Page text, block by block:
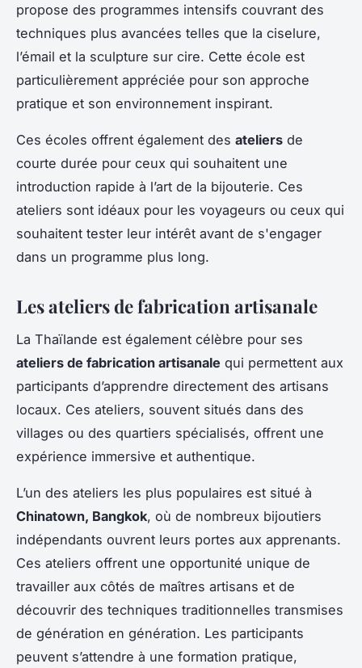
propose des programmes intensifs couvrant des
techniques plus avancées telles que la ciselure,
l’émail et la sculpture sur cire. Cette école est
particulièrement appréciée pour son approche
pratique et son environnement inspirant.
Ces écoles offrent également des ateliers de
courte durée pour ceux qui souhaitent une
introduction rapide à l’art de la bijouterie. Ces
ateliers sont idéaux pour les voyageurs ou ceux qui
souhaitent tester leur intérêt avant de s'engager
dans un programme plus long.
Les ateliers de fabrication artisanale
La Thaïlande est également célèbre pour ses
ateliers de fabrication artisanale qui permettent aux
participants d’apprendre directement des artisans
locaux. Ces ateliers, souvent situés dans des
villages ou des quartiers spécialisés, offrent une
expérience immersive et authentique.
L’un des ateliers les plus populaires est situé à
Chinatown, Bangkok, où de nombreux bijoutiers
indépendants ouvrent leurs portes aux apprenants.
Ces ateliers offrent une opportunité unique de
travailler aux côtés de maîtres artisans et de
découvrir des techniques traditionnelles transmises
de génération en génération. Les participants
peuvent s’attendre à une formation pratique,